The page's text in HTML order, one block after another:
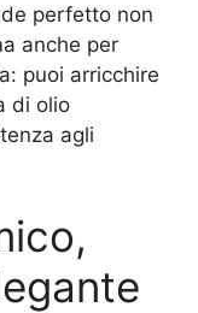
perfetto non
anche per
puoi arricchire
di olio
agli